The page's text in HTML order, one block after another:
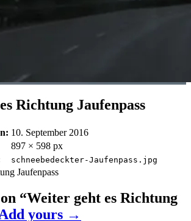
Richtung Jaufenpass
10. September 2016
897 × 598 px
schneebedeckter-Jaufenpass.jpg
Jaufenpass
“Weiter geht es Richtung
yours →